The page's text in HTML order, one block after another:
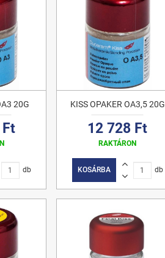
20G
db
KISS OPAKER OA3,5 20G
12 728 Ft
RAKTÁRON
KOSÁRBA db